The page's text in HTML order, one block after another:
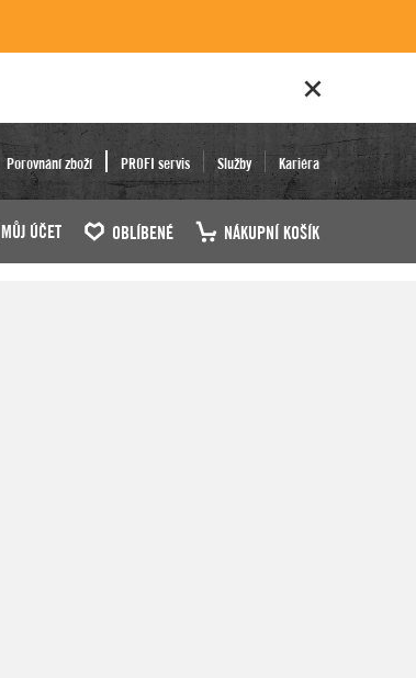
Porovnání zboží PROFI servis Služby Kariéra
MŮJ ÚČET OBLÍBENÉ NÁKUPNÍ KOŠÍK